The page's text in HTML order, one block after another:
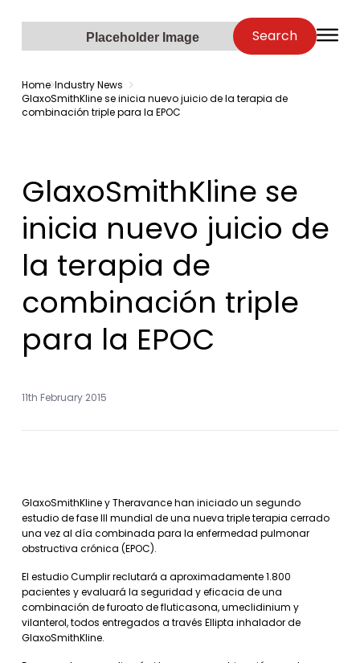
Placeholder Image Search
Home Industry News
GlaxoSmithKline se inicia nuevo juicio de la terapia de
combinación triple para la EPOC
GlaxoSmithKline se
inicia nuevo juicio de
la terapia de
combinación triple
para la EPOC
11th February 2015
GlaxoSmithKline y Theravance han iniciado un segundo
estudio de fase III mundial de una nueva triple terapia cerrado
una vez al día combinada para la enfermedad pulmonar
obstructiva crónica (EPOC).
El estudio Cumplir reclutará a aproximadamente 1.800
pacientes y evaluará la seguridad y eficacia de una
combinación de furoato de fluticasona, umeclidinium y
vilanterol, todos entregados a través Ellipta inhalador de
GlaxoSmithKline.